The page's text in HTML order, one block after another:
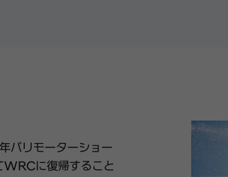
パリモーターショー
に復帰すること